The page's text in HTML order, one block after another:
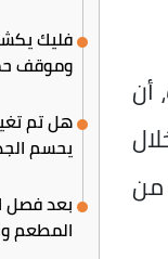
أن
من
فليك
وموقف
هل تم
يحسم
بعد فصل
المطعم